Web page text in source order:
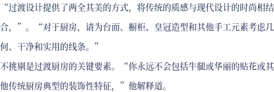
“过渡设计提供了两全其美的方式，将传统的质感与现代设计的时尚相结
合，”。“对于厨房，请为台面、橱柜、皇冠造型和其他手工元素考虑几
何、干净和实用的线条。”
不挑剔是过渡厨房的关键要素。“你永远不会包括牛腿或华丽的贴花或其
他传统厨房典型的装饰性特征，”他解释道。